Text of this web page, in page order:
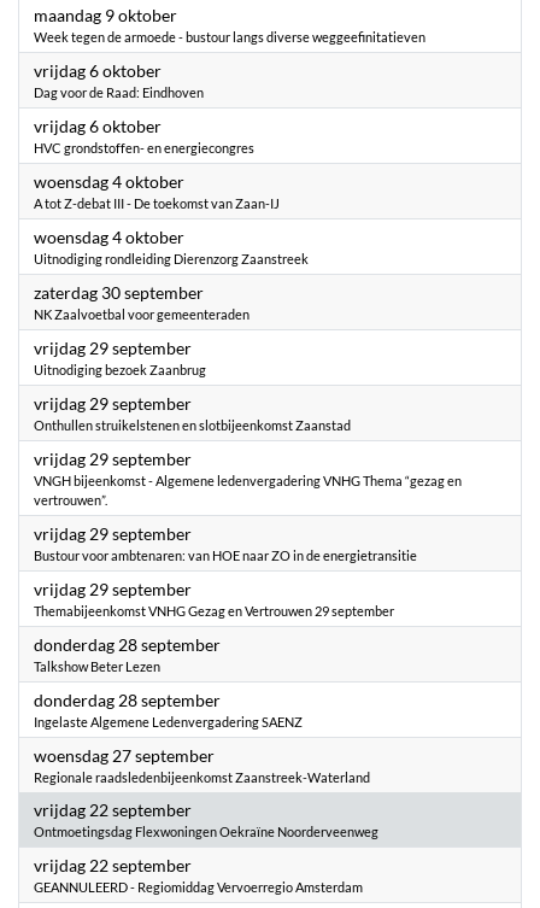
maandag 9 oktober2023
Week tegen de armoede - bustour langs diverse weggeefinitatieven
vrijdag 6 oktober2023
Dag voor de Raad: Eindhoven
vrijdag 6 oktober2023
HVC grondstoffen- en energiecongres
woensdag 4 oktober2023
A tot Z-debat III - De toekomst van Zaan-IJ
woensdag 4 oktober2023
Uitnodiging rondleiding Dierenzorg Zaanstreek
zaterdag 30 september2023
NK Zaalvoetbal voor gemeenteraden
vrijdag 29 september2023
Uitnodiging bezoek Zaanbrug
vrijdag 29 september2023
Onthullen struikelstenen en slotbijeenkomst Zaanstad
vrijdag 29 september2023
VNGH bijeenkomst - Algemene ledenvergadering VNHG Thema “gezag en
vertrouwen”.
vrijdag 29 september2023
Bustour voor ambtenaren: van HOE naar ZO in de energietransitie
vrijdag 29 september2023
Themabijeenkomst VNHG Gezag en Vertrouwen 29 september
donderdag 28 september2023
Talkshow Beter Lezen
donderdag 28 september2023
Ingelaste Algemene Ledenvergadering SAENZ
woensdag 27 september2023
Regionale raadsledenbijeenkomst Zaanstreek-Waterland
vrijdag 22 september2023
Ontmoetingsdag Flexwoningen Oekraïne Noorderveenweg
vrijdag 22 september2023
GEANNULEERD - Regiomiddag Vervoerregio Amsterdam